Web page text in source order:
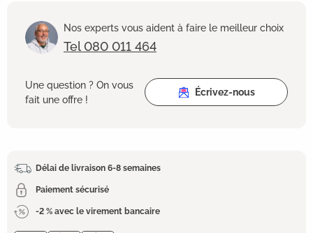
Nos experts vous aident à faire le meilleur choix
Tel 080 011 464
Une question ? On vous
fait une offre !
Écrivez-nous
Délai de livraison 6-8 semaines
Paiement sécurisé
-2 % avec le virement bancaire